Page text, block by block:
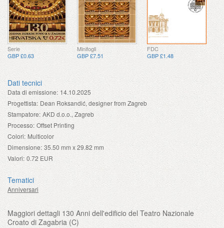
Serie
GBP £0.63
Minifogli
GBP £7.51
FDC
GBP £1.48
Dati tecnici
Data di emissione: 14.10.2025
Progettista: Dean Roksandić, designer from Zagreb
Stampatore: AKD d.o.o., Zagreb
Processo: Offset Printing
Colori: Multicolor
Dimensione: 35.50 mm x 29.82 mm
Valori: 0.72 EUR
Tematici
Anniversari
Maggiori dettagli 130 Anni dell'edificio del Teatro Nazionale
Croato di Zagabria (C)